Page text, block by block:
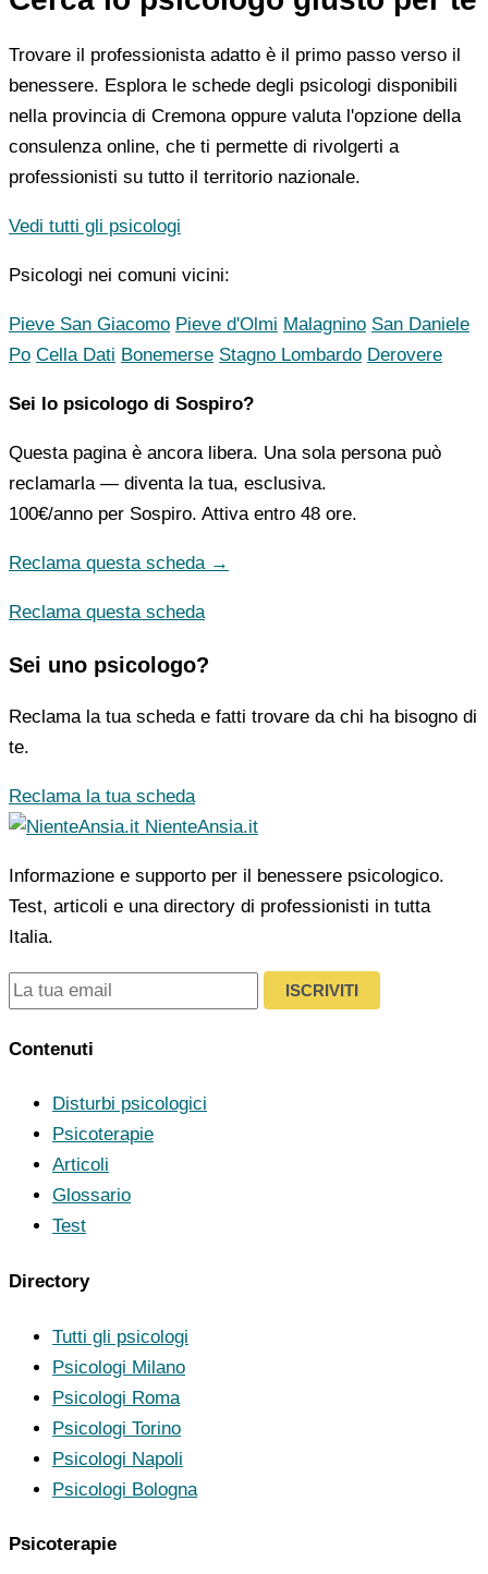
Trovare il professionista adatto è il primo passo verso il
benessere. Esplora le schede degli psicologi disponibili
nella provincia di Cremona oppure valuta l'opzione della
consulenza online, che ti permette di rivolgerti a
professionisti su tutto il territorio nazionale.
Vedi tutti gli psicologi
Psicologi nei comuni vicini:
Pieve San Giacomo Pieve d'Olmi Malagnino San Daniele
Po Cella Dati Bonemerse Stagno Lombardo Derovere
Sei lo psicologo di Sospiro?
Questa pagina è ancora libera. Una sola persona può
reclamarla — diventa la tua, esclusiva.
100€/anno per Sospiro. Attiva entro 48 ore.
Reclama questa scheda →
Reclama questa scheda
Sei uno psicologo?
Reclama la tua scheda e fatti trovare da chi ha bisogno di
te.
Reclama la tua scheda
NienteAnsia.it
Informazione e supporto per il benessere psicologico.
Test, articoli e una directory di professionisti in tutta
Italia.
ISCRIVITI
Contenuti
Disturbi psicologici
Psicoterapie
Articoli
Glossario
Test
Directory
Tutti gli psicologi
Psicologi Milano
Psicologi Roma
Psicologi Torino
Psicologi Napoli
Psicologi Bologna
Psicoterapie